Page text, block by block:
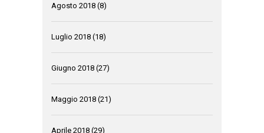
Agosto 2018 (8)
Luglio 2018 (18)
Giugno 2018 (27)
Maggio 2018 (21)
Aprile 2018 (29)